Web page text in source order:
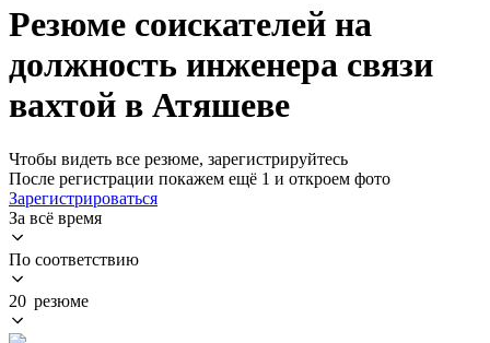
Резюме соискателей на
должность инженера связи
вахтой в Атяшеве
Чтобы видеть все резюме, зарегистрируйтесь
После регистрации покажем ещё 1 и откроем фото
Зарегистрироваться
За всё время
По соответствию
20 резюме